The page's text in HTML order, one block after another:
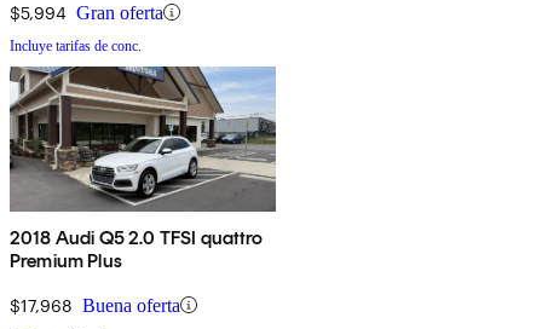
$5,994 Gran oferta
Incluye tarifas de conc.
2018 Audi Q5 2.0 TFSI quattro
Premium Plus
$17,968 Buena oferta